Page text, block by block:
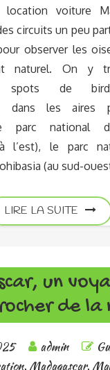
voiture
circuits un peu
observer les
naturel. On y
spots de
dans les aires
parc national
l’est), le parc
(au sud-
LIRE LA SUITE
un
de la
admin
, Madagascar,